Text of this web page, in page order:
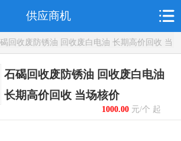
供应商机
回收废防锈油 回收废白电油 长期高价回收 当
石碣回收废防锈油 回收废白电油
长期高价回收 当场核价
1000.00元/个 起